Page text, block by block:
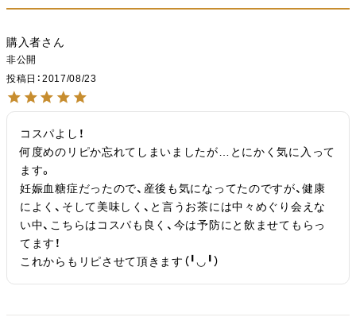
購入者
非公開
投稿日
2017/08/23
コスパよし！
何度めのリピか忘れてしまいましたが…とにかく気に入って
ます。
妊娠血糖症だったので、産後も気になってたのですが、健康
によく、そして美味しく、と言うお茶には中々めぐり会えな
い中、こちらはコスパも良く、今は予防にと飲ませてもらっ
てます！
これからもリピさせて頂きます（╹◡╹）